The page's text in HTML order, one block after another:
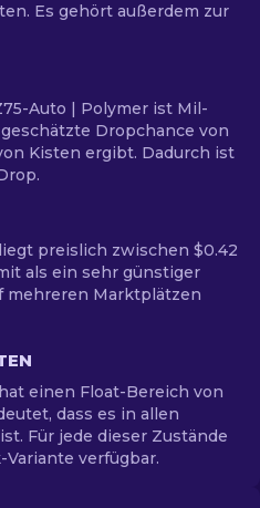
Es gehört außerdem zur
Auto | Polymer ist Mil-
Dropchance von
Kisten ergibt. Dadurch ist
preislich zwischen $0.42
als ein sehr günstiger
mehreren Marktplätzen
einen Float-Bereich von
dass es in allen
Für jede dieser Zustände
verfügbar.